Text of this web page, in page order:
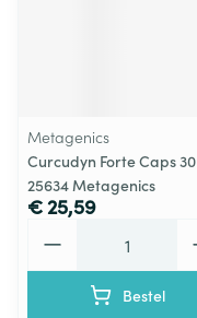
Metagenics
Curcudyn Forte Caps 30
25634 Metagenics
€ 25,59
Bestel